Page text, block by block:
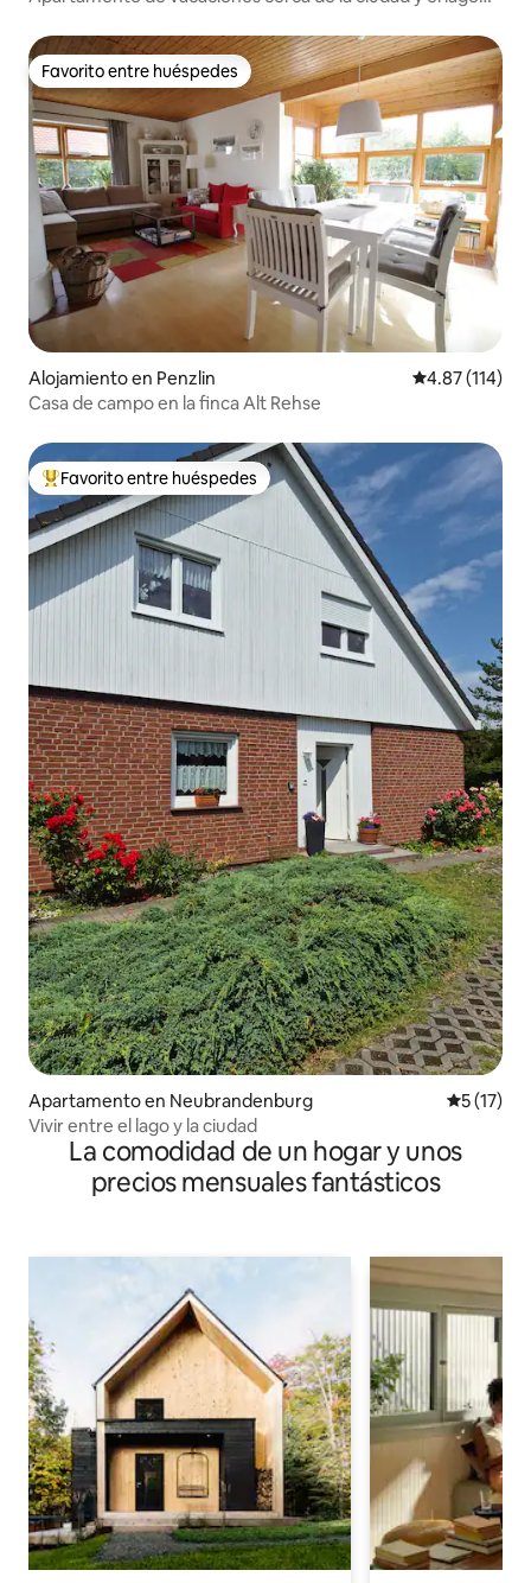
Favorito entre huéspedes
Favorito entre huéspedes
Alojamiento en Penzlin Calificación
4.87 (114)
Casa de campo en la finca Alt Rehse
Favorito entre huéspedes preferido
Favorito entre huéspedes
Apartamento en Neubrandenburg
5 (17)
Vivir entre el lago y la ciudad
La comodidad de un hogar y unos
precios mensuales fantásticos